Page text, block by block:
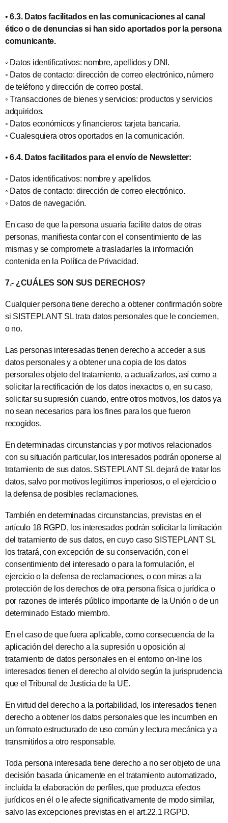
•6.3. Datos facilitados en las comunicaciones al canal
ético o de denuncias si han sido aportados por la persona
comunicante.
◦ Datos identificativos: nombre, apellidos y DNI.
◦ Datos de contacto: dirección de correo electrónico, número
de teléfono y dirección de correo postal.
◦ Transacciones de bienes y servicios: productos y servicios
adquiridos.
◦ Datos económicos y financieros: tarjeta bancaria.
◦ Cualesquiera otros oportados en la comunicación.
•6.4. Datos facilitados para el envío de Newsletter:
◦ Datos identificativos: nombre y apellidos.
◦ Datos de contacto: dirección de correo electrónico.
◦ Datos de navegación.
En caso de que la persona usuaria facilite datos de otras
personas, manifiesta contar con el consentimiento de las
mismas y se compromete a trasladarles la información
contenida en la Política de Privacidad.
7.- ¿CUÁLES SON SUS DERECHOS?
Cualquier persona tiene derecho a obtener confirmación sobre
si SISTEPLANT SL trata datos personales que le conciernen,
o no.
Las personas interesadas tienen derecho a acceder a sus
datos personales y a obtener una copia de los datos
personales objeto del tratamiento, a actualizarlos, así como a
solicitar la rectificación de los datos inexactos o, en su caso,
solicitar su supresión cuando, entre otros motivos, los datos ya
no sean necesarios para los fines para los que fueron
recogidos.
En determinadas circunstancias y por motivos relacionados
con su situación particular, los interesados podrán oponerse al
tratamiento de sus datos. SISTEPLANT SL dejará de tratar los
datos, salvo por motivos legítimos imperiosos, o el ejercicio o
la defensa de posibles reclamaciones.
También en determinadas circunstancias, previstas en el
artículo 18 RGPD, los interesados podrán solicitar la limitación
del tratamiento de sus datos, en cuyo caso SISTEPLANT SL
los tratará, con excepción de su conservación, con el
consentimiento del interesado o para la formulación, el
ejercicio o la defensa de reclamaciones, o con miras a la
protección de los derechos de otra persona física o jurídica o
por razones de interés público importante de la Unión o de un
determinado Estado miembro.
En el caso de que fuera aplicable, como consecuencia de la
aplicación del derecho a la supresión u oposición al
tratamiento de datos personales en el entorno on-line los
interesados tienen el derecho al olvido según la jurisprudencia
que el Tribunal de Justicia de la UE.
En virtud del derecho a la portabilidad, los interesados tienen
derecho a obtener los datos personales que les incumben en
un formato estructurado de uso común y lectura mecánica y a
transmitirlos a otro responsable.
Toda persona interesada tiene derecho a no ser objeto de una
decisión basada únicamente en el tratamiento automatizado,
incluida la elaboración de perfiles, que produzca efectos
jurídicos en él o le afecte significativamente de modo similar,
salvo las excepciones previstas en el art.22.1 RGPD.